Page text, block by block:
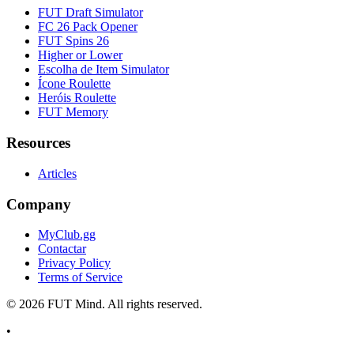
FUT Draft Simulator
FC 26 Pack Opener
FUT Spins 26
Higher or Lower
Escolha de Item Simulator
Ícone Roulette
Heróis Roulette
FUT Memory
Resources
Articles
Company
MyClub.gg
Contactar
Privacy Policy
Terms of Service
© 2026 FUT Mind. All rights reserved.
•